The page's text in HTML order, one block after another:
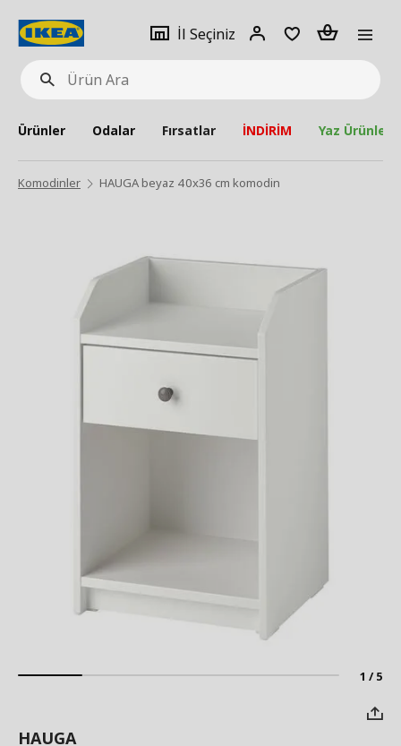
Ürün
Ara
İl Seçiniz
Giriş
Adet
Ürünler Odalar Fırsatlar İNDİRİM Yaz Ürünleri
Komodinler HAUGA beyaz 40x36 cm komodin
1 / 5
HAUGA